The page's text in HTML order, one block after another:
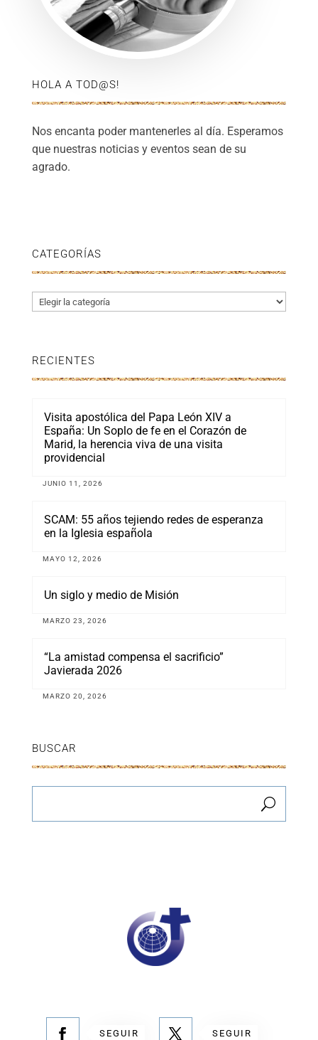
HOLA A TOD@S!
Nos encanta poder mantenerles al día. Esperamos
que nuestras noticias y eventos sean de su
agrado.
CATEGORÍAS
Categorías
RECIENTES
Visita apostólica del Papa León XIV a
España: Un Soplo de fe en el Corazón de
Marid, la herencia viva de una visita
providencial
JUNIO 11, 2026
SCAM: 55 años tejiendo redes de esperanza
en la Iglesia española
MAYO 12, 2026
Un siglo y medio de Misión
MARZO 23, 2026
“La amistad compensa el sacrificio”
Javierada 2026
MARZO 20, 2026
BUSCAR
SEGUIR SEGUIR